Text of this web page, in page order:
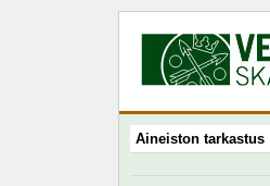
Aineiston tarkastus